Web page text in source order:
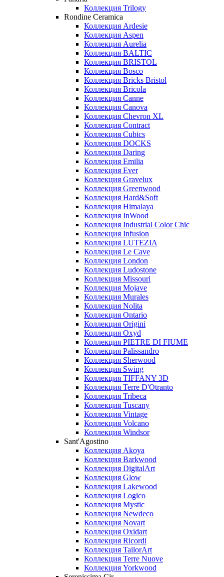
Коллекция Trilogy
Rondine Ceramica
Коллекция Ardesie
Коллекция Aspen
Коллекция Aurelia
Коллекция BALTIC
Коллекция BRISTOL
Коллекция Bosco
Коллекция Bricks Bristol
Коллекция Bricola
Коллекция Canne
Коллекция Canova
Коллекция Chevron XL
Коллекция Contract
Коллекция Cubics
Коллекция DOCKS
Коллекция Daring
Коллекция Emilia
Коллекция Ever
Коллекция Gravelux
Коллекция Greenwood
Коллекция Hard&Soft
Коллекция Himalaya
Коллекция InWood
Коллекция Industrial Color Chic
Коллекция Infusion
Коллекция LUTEZIA
Коллекция Le Cave
Коллекция London
Коллекция Ludostone
Коллекция Missouri
Коллекция Mojave
Коллекция Murales
Коллекция Nolita
Коллекция Ontario
Коллекция Origini
Коллекция Oxyd
Коллекция PIETRE DI FIUME
Коллекция Palissandro
Коллекция Sherwood
Коллекция Swing
Коллекция TIFFANY 3D
Коллекция Terre D'Otranto
Коллекция Tribeca
Коллекция Tuscany
Коллекция Vintage
Коллекция Volcano
Коллекция Windsor
Sant'Agostino
Коллекция Akoya
Коллекция Barkwood
Коллекция DigitalArt
Коллекция Glow
Коллекция Lakewood
Коллекция Logico
Коллекция Mystic
Коллекция Newdeco
Коллекция Novart
Коллекция Oxidart
Коллекция Ricordi
Коллекция TailorArt
Коллекция Terre Nuove
Коллекция Yorkwood